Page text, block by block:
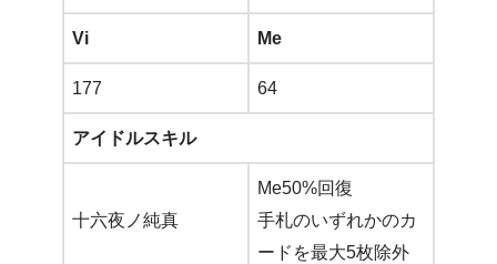
Vi Me
177 64
アイドルスキル
十六夜ノ純真
Me50%回復
手札のいずれかのカ
ードを最大5枚除外